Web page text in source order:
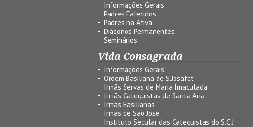
Informações Gerais
Padres Falecidos
Padres na Ativa
Diáconos Permanentes
Seminários
Vida Consagrada
Informações Gerais
Ordem Basiliana de S.Josafat
Irmãs Servas de Maria Imaculada
Irmãs Catequistas de Santa Ana
Irmãs Basilianas
Irmãs de São José
Instituto Secular das Catequistas do S.C.J